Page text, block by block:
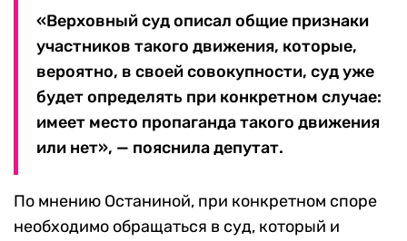
«Верховный суд описал общие признаки
участников такого движения, которые,
вероятно, в своей совокупности, суд уже
будет определять при конкретном случае:
имеет место пропаганда такого движения
или нет», — пояснила депутат.
По мнению Останиной, при конкретном споре
необходимо обращаться в суд, который и